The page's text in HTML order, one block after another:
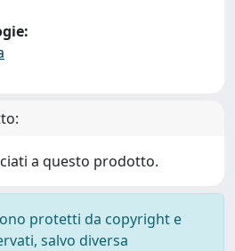
a questo prodotto.
protetti da copyright e
salvo diversa